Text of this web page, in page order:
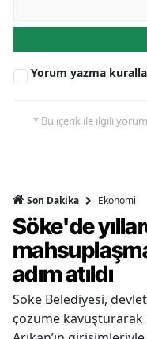
Yorum yazma
* Bu içerik ile ilgili
Son Dakika Ekonomi
Söke'de
adım atıldı
Söke Belediyesi,
çözüme